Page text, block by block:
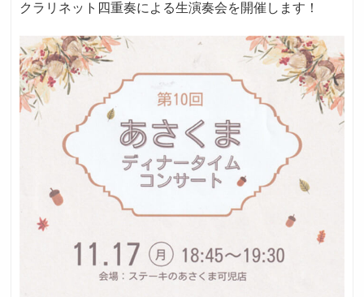
お問い合わせ
採用情報
採用トップ
新卒採用
中途採用
クラリネット四重奏による生演奏会を開催します！